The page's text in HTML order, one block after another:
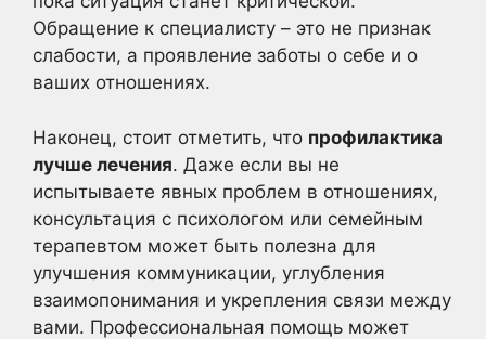
Обращение к специалисту – это не признак
слабости, а проявление заботы о себе и о
ваших отношениях.
Наконец, стоит отметить, что профилактика
лучше лечения. Даже если вы не
испытываете явных проблем в отношениях,
консультация с психологом или семейным
терапевтом может быть полезна для
улучшения коммуникации, углубления
взаимопонимания и укрепления связи между
вами. Профессиональная помощь может